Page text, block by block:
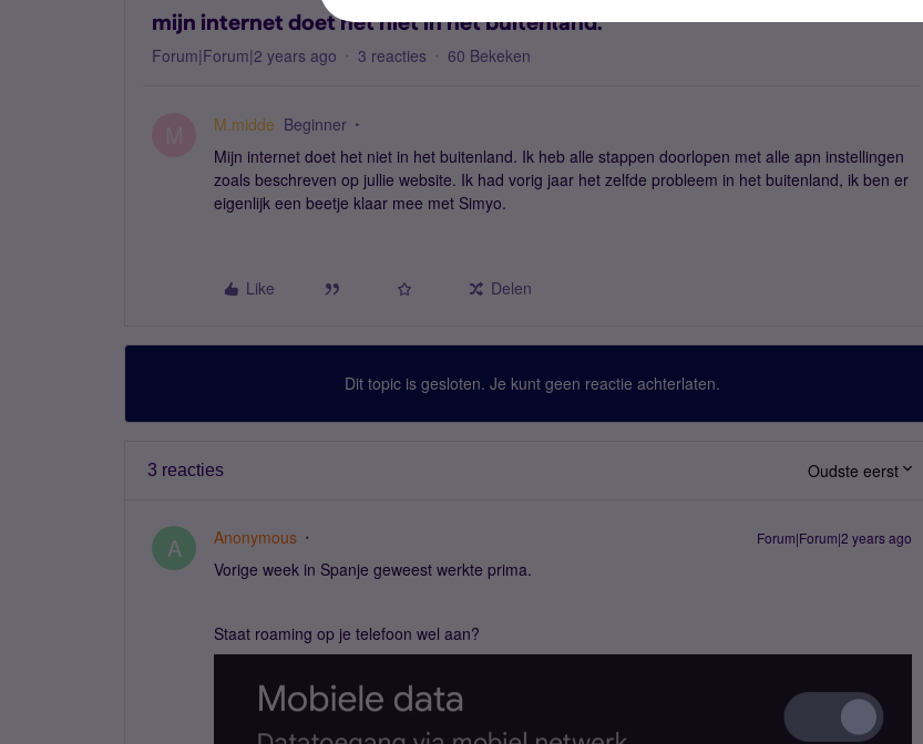
mijn internet doet het niet in het buitenland.
Forum|Forum|2 years ago 3 reacties 60 Bekeken
M.midde Beginner
Mijn internet doet het niet in het buitenland. Ik heb alle stappen doorlopen met alle apn instellingen
zoals beschreven op jullie website. Ik had vorig jaar het zelfde probleem in het buitenland, ik ben er
eigenlijk een beetje klaar mee met Simyo.
Like Delen
Dit topic is gesloten. Je kunt geen reactie achterlaten.
3 reacties Oudste eerst
A Anonymous Forum|Forum|2 years ago
Vorige week in Spanje geweest werkte prima.
Staat roaming op je telefoon wel aan?